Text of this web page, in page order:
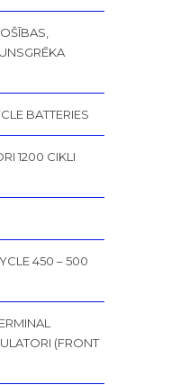
BATTERIES
1200 CIKLI
450 – 500
(FRONT